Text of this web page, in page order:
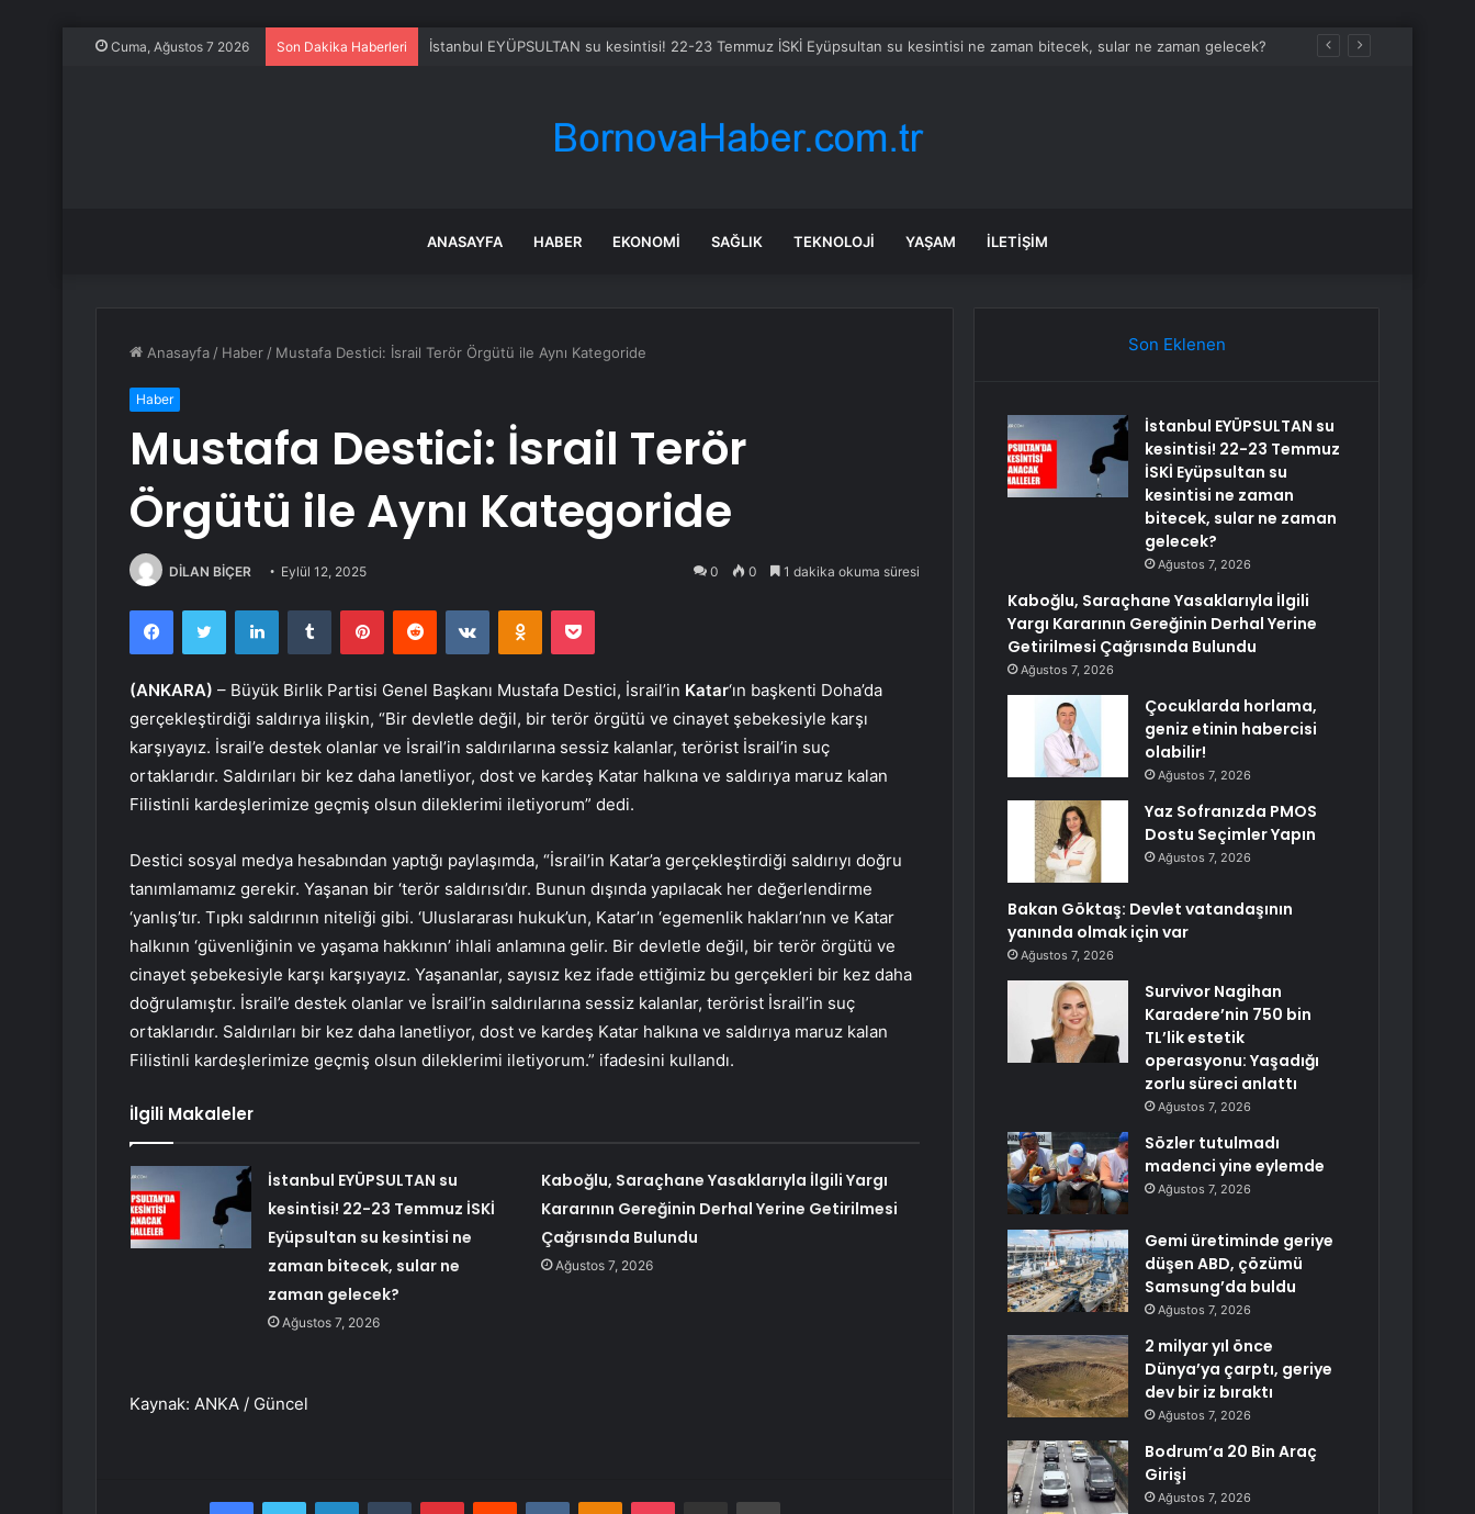
Cuma, Ağustos 7 2026 Son Dakika Haberleri İstanbul EYÜPSULTAN su kesintisi! 22-23 Temmuz İSKİ Eyüpsultan su kesintisi ne zaman bitecek, sular ne zaman gelecek?
ANASAYFA HABER EKONOMI SAĞLIK TEKNOLOJI YAŞAM İLETIŞIM
Anasayfa / Haber / Mustafa Destici: İsrail Terör Örgütü ile Aynı Kategoride
Haber
Mustafa Destici: İsrail Terör
Örgütü ile Aynı Kategoride
DİLAN BİÇER Eylül 12, 2025 0 0 1 dakika okuma süresi
FacebookTwitter LinkedInTumblr PinterestReddit VKontakteOdnoklassniki
Pocket
(ANKARA) – Büyük Birlik Partisi Genel Başkanı Mustafa Destici, İsrail’in Katar‘ın başkenti Doha’da
gerçekleştirdiği saldırıya ilişkin, “Bir devletle değil, bir terör örgütü ve cinayet şebekesiyle karşı
karşıyayız. İsrail’e destek olanlar ve İsrail’in saldırılarına sessiz kalanlar, terörist İsrail’in suç
ortaklarıdır. Saldırıları bir kez daha lanetliyor, dost ve kardeş Katar halkına ve saldırıya maruz kalan
Filistinli kardeşlerimize geçmiş olsun dileklerimi iletiyorum” dedi.
Destici sosyal medya hesabından yaptığı paylaşımda, “İsrail’in Katar’a gerçekleştirdiği saldırıyı doğru
tanımlamamız gerekir. Yaşanan bir ‘terör saldırısı’dır. Bunun dışında yapılacak her değerlendirme
‘yanlış’tır. Tıpkı saldırının niteliği gibi. ‘Uluslararası hukuk’un, Katar’ın ‘egemenlik hakları’nın ve Katar
halkının ‘güvenliğinin ve yaşama hakkının’ ihlali anlamına gelir. Bir devletle değil, bir terör örgütü ve
cinayet şebekesiyle karşı karşıyayız. Yaşananlar, sayısız kez ifade ettiğimiz bu gerçekleri bir kez daha
doğrulamıştır. İsrail’e destek olanlar ve İsrail’in saldırılarına sessiz kalanlar, terörist İsrail’in suç
ortaklarıdır. Saldırıları bir kez daha lanetliyor, dost ve kardeş Katar halkına ve saldırıya maruz kalan
Filistinli kardeşlerimize geçmiş olsun dileklerimi iletiyorum.” ifadesini kullandı.
İlgili Makaleler
İstanbul EYÜPSULTAN su
kesintisi! 22-23 Temmuz İSKİ
Eyüpsultan su kesintisi ne
zaman bitecek, sular ne
zaman gelecek?
Ağustos 7, 2026
Kaboğlu, Saraçhane Yasaklarıyla İlgili Yargı
Kararının Gereğinin Derhal Yerine Getirilmesi
Çağrısında Bulundu
Ağustos 7, 2026
Kaynak: ANKA / Güncel
FacebookTwitter LinkedInTumblr PinterestReddit VKontakteOdnoklassniki
Pocket E-Posta ile paylaş Yazdır
Son Eklenen
İstanbul EYÜPSULTAN su
kesintisi! 22-23 Temmuz
İSKİ Eyüpsultan su
kesintisi ne zaman
bitecek, sular ne zaman
gelecek?
Ağustos 7, 2026
Kaboğlu, Saraçhane Yasaklarıyla İlgili
Yargı Kararının Gereğinin Derhal Yerine
Getirilmesi Çağrısında Bulundu
Ağustos 7, 2026
Çocuklarda horlama,
geniz etinin habercisi
olabilir!
Ağustos 7, 2026
Yaz Sofranızda PMOS
Dostu Seçimler Yapın
Ağustos 7, 2026
Bakan Göktaş: Devlet vatandaşının
yanında olmak için var
Ağustos 7, 2026
Survivor Nagihan
Karadere’nin 750 bin
TL’lik estetik
operasyonu: Yaşadığı
zorlu süreci anlattı
Ağustos 7, 2026
Sözler tutulmadı
madenci yine eylemde
Ağustos 7, 2026
Gemi üretiminde geriye
düşen ABD, çözümü
Samsung’da buldu
Ağustos 7, 2026
2 milyar yıl önce
Dünya’ya çarptı, geriye
dev bir iz bıraktı
Ağustos 7, 2026
Bodrum’a 20 Bin Araç
Girişi
Ağustos 7, 2026